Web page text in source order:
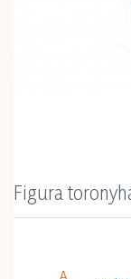
Figura